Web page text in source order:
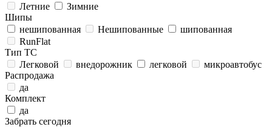
Летние
Зимние
Шипы
нешипованная
Нешипованные
шипованная
RunFlat
Тип ТС
Легковой
внедорожник легковой
микроавтобус
Распродажа
да
Комплект
да
Забрать сегодня